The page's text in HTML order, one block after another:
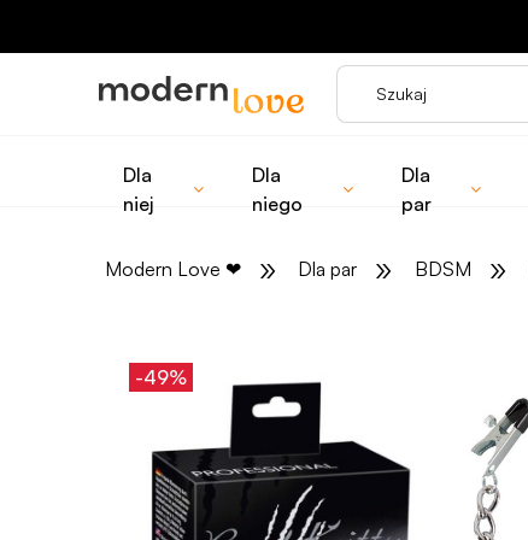
Dla
niej
Dla
niego
Dla
par
Modern Love ❤ » Dla par » BDSM »
-49%